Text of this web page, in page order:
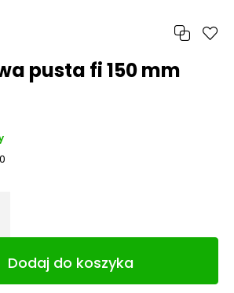
pusta fi 150 mm
Dodaj do koszyka